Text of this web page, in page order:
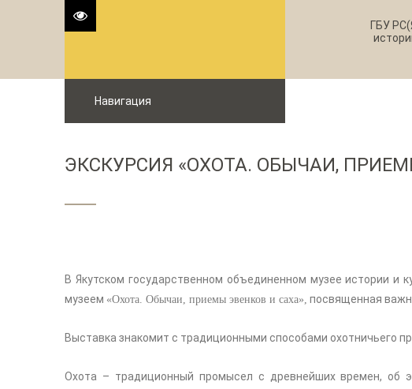
ГБУ
Навигация
ЭКСКУРСИЯ «ОХОТА. ОБЫЧАИ,
В Якутском государственном объединенном музее истории и
музеем «Охота. Обычаи, приемы эвенков и саха», посвященная
Выставка знакомит с традиционными способами охотничьего
Охота – традиционный промысел с древнейших времен, об